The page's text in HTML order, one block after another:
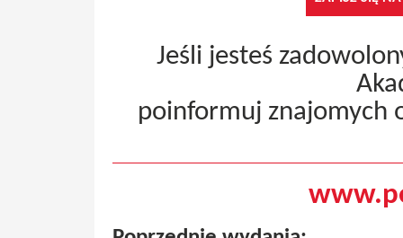
Jeśli jesteś
poinformuj znajomych